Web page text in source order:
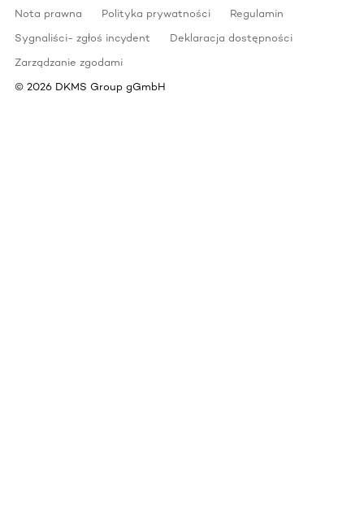
Nota prawna Polityka prywatności
Regulamin
Sygnaliści- zgłoś incydent
Deklaracja dostępności
Zarządzanie zgodami
© 2026 DKMS Group gGmbH